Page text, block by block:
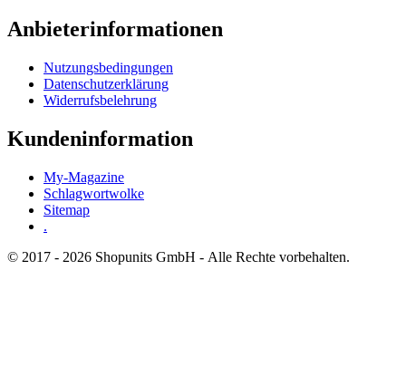
Anbieterinformationen
Nutzungsbedingungen
Datenschutzerklärung
Widerrufsbelehrung
Kundeninformation
My-Magazine
Schlagwortwolke
Sitemap
.
© 2017 - 2026 Shopunits GmbH - Alle Rechte vorbehalten.